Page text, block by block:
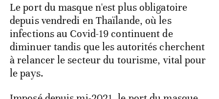
Le port du masque n'est plus obligatoire
depuis vendredi en Thaïlande, où les
infections au Covid-19 continuent de
diminuer tandis que les autorités cherchent
à relancer le secteur du tourisme, vital pour
le pays.